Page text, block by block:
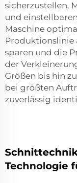
sicherzustellen.
und
Maschine
Produktionslinie
sparen und die
der
Größen bis hin
bei größten
zuverlässig
Technologie